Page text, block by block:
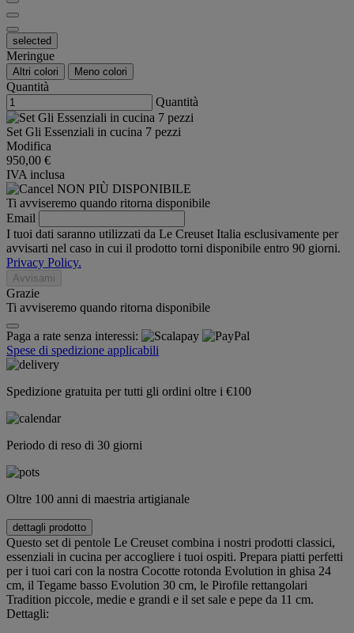
selected
Meringue
Altri colori Meno colori
Quantità
Quantità
Set Gli Essenziali in cucina 7 pezzi
Modifica
950,00 €
IVA inclusa
NON PIÙ DISPONIBILE
Ti avviseremo quando ritorna disponibile
Email
I tuoi dati saranno utilizzati da Le Creuset Italia esclusivamente per
avvisarti nel caso in cui il prodotto torni disponibile entro 90 giorni.
Privacy Policy.
Avvisami
Grazie
Ti avviseremo quando ritorna disponibile
Paga a rate senza interessi:
Spese di spedizione applicabili
Spedizione gratuita per tutti gli ordini oltre i €100
Periodo di reso di 30 giorni
Oltre 100 anni di maestria artigianale
dettagli prodotto
Questo set di pentole Le Creuset combina i nostri prodotti classici,
essenziali in cucina per accogliere i tuoi ospiti. Prepara piatti perfetti
per i tuoi cari con la nostra Cocotte rotonda Evolution in ghisa 24
cm, il Tegame basso Evolution 30 cm, le Pirofile rettangolari
Tradition piccole, medie e grandi e il set sale e pepe da 11 cm.
Dettagli: